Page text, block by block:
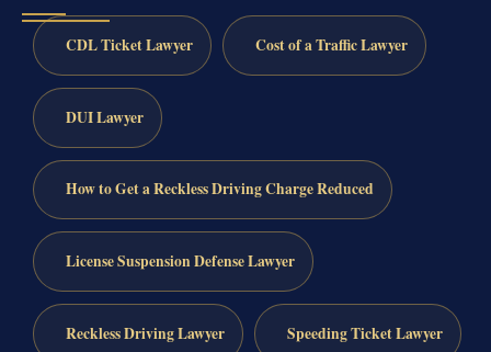
CDL Ticket Lawyer Cost of a Traffic Lawyer
DUI Lawyer
How to Get a Reckless Driving Charge Reduced
License Suspension Defense Lawyer
Reckless Driving Lawyer Speeding Ticket Lawyer